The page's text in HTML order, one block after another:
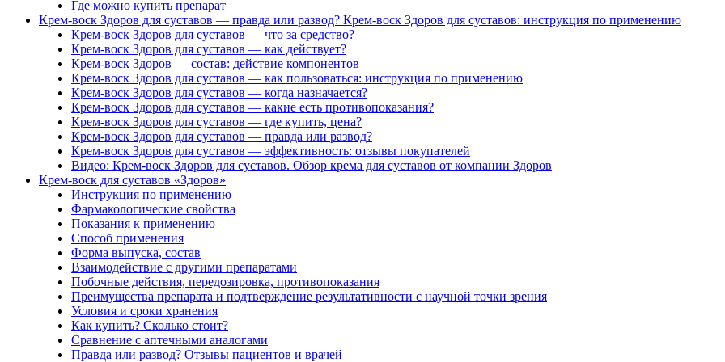
Где можно купить препарат
Крем-воск Здоров для суставов — правда или развод? Крем-воск Здоров для суставов: инструкция по применению
Крем-воск Здоров для суставов — что за средство?
Крем-воск Здоров для суставов — как действует?
Крем-воск Здоров — состав: действие компонентов
Крем-воск Здоров для суставов — как пользоваться: инструкция по применению
Крем-воск Здоров для суставов — когда назначается?
Крем-воск Здоров для суставов — какие есть противопоказания?
Крем-воск Здоров для суставов — где купить, цена?
Крем-воск Здоров для суставов — правда или развод?
Крем-воск Здоров для суставов — эффективность: отзывы покупателей
Видео: Крем-воск Здоров для суставов. Обзор крема для суставов от компании Здоров
Крем-воск для суставов «Здоров»
Инструкция по применению
Фармакологические свойства
Показания к применению
Способ применения
Форма выпуска, состав
Взаимодействие с другими препаратами
Побочные действия, передозировка, противопоказания
Преимущества препарата и подтверждение результативности с научной точки зрения
Условия и сроки хранения
Как купить? Сколько стоит?
Сравнение с аптечными аналогами
Правда или развод? Отзывы пациентов и врачей